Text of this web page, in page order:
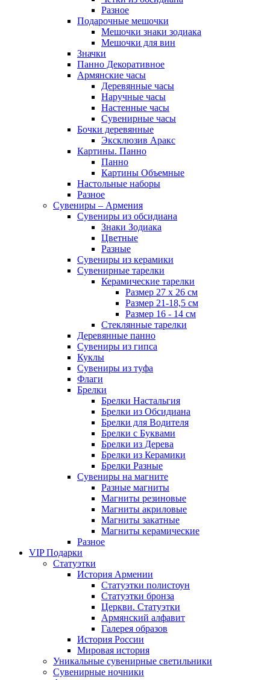
Разное
Подарочные мешочки
Мешочки знаки зодиака
Мешочки для вин
Значки
Панно Декоративное
Армянские часы
Деревянные часы
Наручные часы
Настенные часы
Сувенирные часы
Бочки деревянные
Эксклюзив Аракс
Картины. Панно
Панно
Картины Объемные
Настольные наборы
Разное
Сувениры – Армения
Сувениры из обсидиана
Знаки Зодиака
Цветные
Разные
Сувениры из керамики
Сувенирные тарелки
Керамические тарелки
Размер 27 х 26 см
Размер 21-18,5 см
Размер 16 - 14 см
Стеклянные тарелки
Деревянные панно
Сувениры из гипса
Куклы
Сувениры из туфа
Флаги
Брелки
Брелки Настальгия
Брелки из Обсидиана
Брелки для Водителя
Брелки с Буквами
Брелки из Дерева
Брелки из Керамики
Брелки Разные
Сувениры на магните
Разные магниты
Магниты резиновые
Магниты акриловые
Магниты закатные
Магниты керамические
Разное
VIP Подарки
Статуэтки
История Армении
Статуэтки полистоун
Статуэтки бронза
Церкви. Статуэтки
Армянский алфавит
Галерея образов
История России
Мировая история
Уникальные сувенирные светильники
Сувенирные ночники